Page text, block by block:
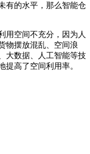
有的水平，那么智能仓
用空间不充分，因为人
物摆放混乱、空间浪
大数据、人工智能等技
提高了空间利用率。